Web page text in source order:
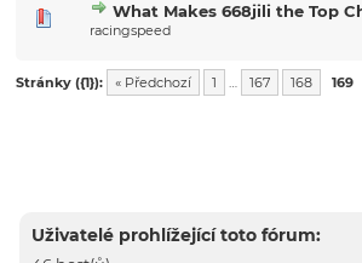
What Makes 668jili the Top
racingspeed
Stránky ({1}): « Předchozí 1 … 167 168 169
Uživatelé prohlížející toto fórum: